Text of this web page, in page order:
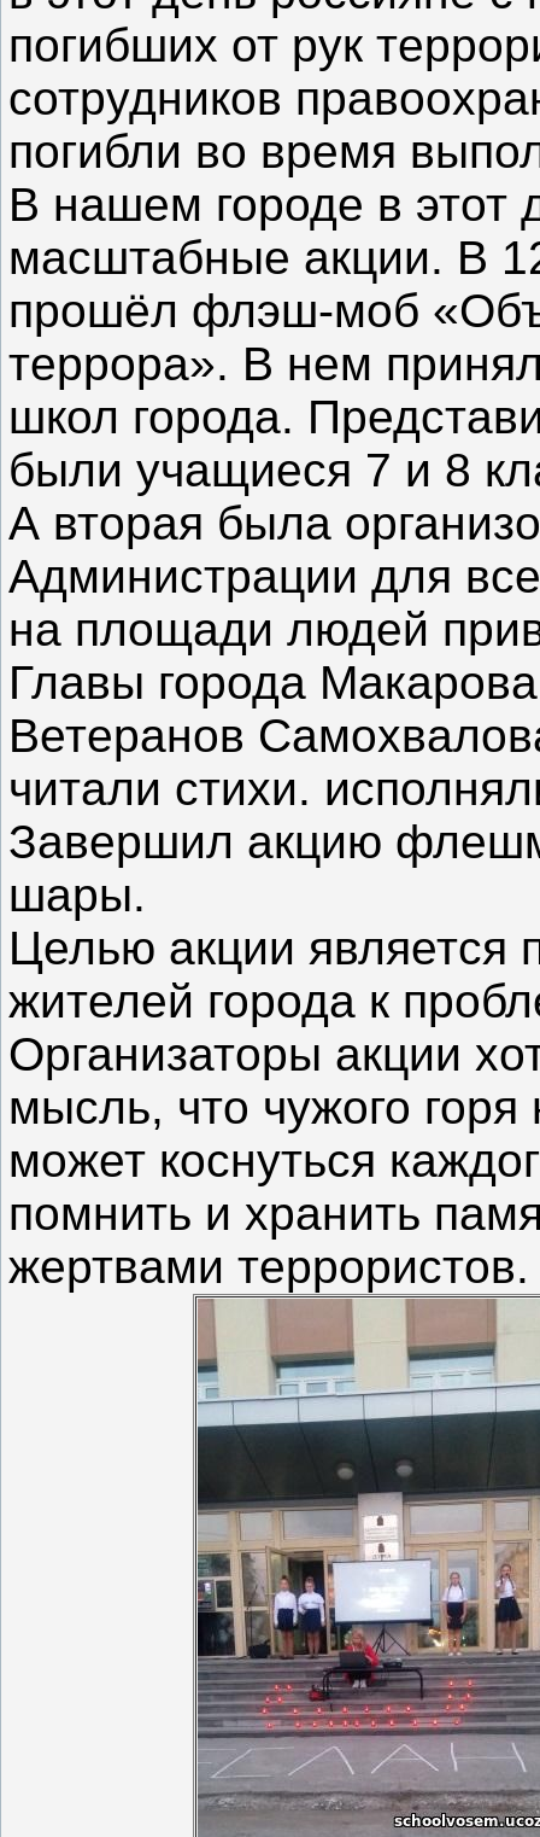
погибших от рук
сотрудников
погибли во время
В нашем городе в этот
масштабные акции. В
прошёл флэш-моб
террора». В нем
школ города.
были учащиеся 7 и 8
А вторая была
Администрации для
на площади людей
Главы города
Ветеранов
читали стихи.
Завершил акцию
шары.
Целью акции является
жителей города к
Организаторы акции
мысль, что чужого
может коснуться
помнить и хранить
жертвами террористов.